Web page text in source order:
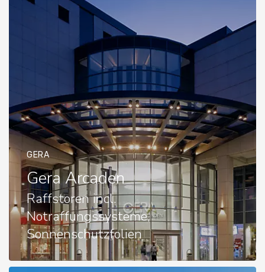
GERA
Gera Arcaden
Raffstoren incl.
Notraffungssysteme,
Sonnenschutzfolien